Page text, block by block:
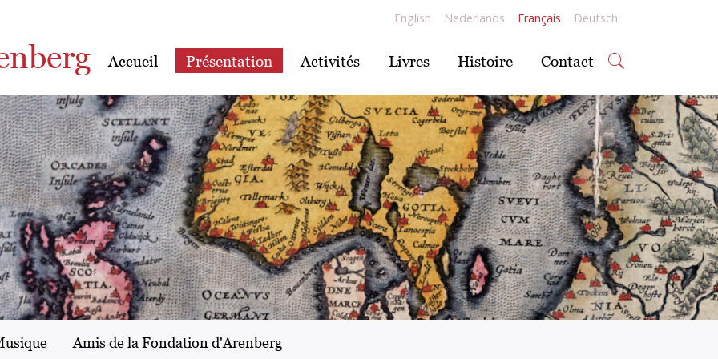
English Nederlands Français Deutsch
Accueil Présentation Activités Livres Histoire Contact
Amis de la Fondation d'Arenberg